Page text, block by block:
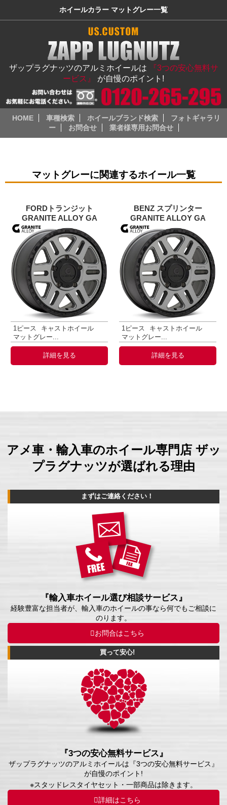
ホイールカラー マットグレー一覧
ザップラグナッツのアルミホイールは
『3つの安心無料サ
ービス』 が自慢のポイント!
HOME 車種検索 ホイールブランド検索
フォトギャラリ
ー
お問合せ 業者様専用お問合せ
マットグレーに関連するホイール一覧
FORDトランジット
GRANITE ALLOY GA
1ピース
キャストホイール
マットグレー...
詳細を見る
BENZ スプリンター
GRANITE ALLOY GA
1ピース
キャストホイール
マットグレー...
詳細を見る
アメ車・輸入車のホイール専門店 ザッ
プラグナッツが選ばれる理由
まずはご連絡ください！
『輸入車ホイール選び相談サービス』
経験豊富な担当者が、輸入車のホイールの事なら何でもご相談に
のります。
お問合はこちら
買って安心!
『3つの安心無料サービス』
ザップラグナッツのアルミホイールは『3つの安心無料サービス』
が自慢のポイント!
※スタッドレスタイヤセット・一部商品は除きます。
詳細はこちら